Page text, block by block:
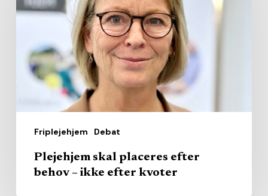
Friplejehjem Debat
efter
ikke
efter
Plejehjem skal placeres efter
behov – ikke efter kvoter